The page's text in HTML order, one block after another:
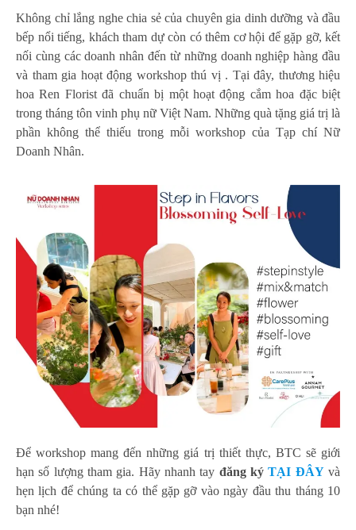
Không chỉ lắng nghe chia sẻ của chuyên gia dinh dưỡng và đầu
bếp nổi tiếng, khách tham dự còn có thêm cơ hội để gặp gỡ, kết
nối cùng các doanh nhân đến từ những doanh nghiệp hàng đầu
và tham gia hoạt động workshop thú vị . Tại đây, thương hiệu
hoa Ren Florist đã chuẩn bị một hoạt động cắm hoa đặc biệt
trong tháng tôn vinh phụ nữ Việt Nam. Những quà tặng giá trị là
phần không thể thiếu trong mỗi workshop của Tạp chí Nữ
Doanh Nhân.
Để workshop mang đến những giá trị thiết thực, BTC sẽ giới
hạn số lượng tham gia. Hãy nhanh tay đăng ký TẠI ĐÂYvà
hẹn lịch để chúng ta có thể gặp gỡ vào ngày đầu thu tháng 10
bạn nhé!